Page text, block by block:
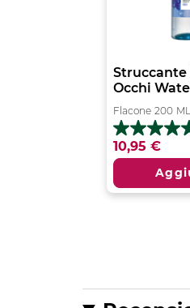
Struccante
Occhi
Flacone 200 ML.
5.0
su
5
4
10,95 €